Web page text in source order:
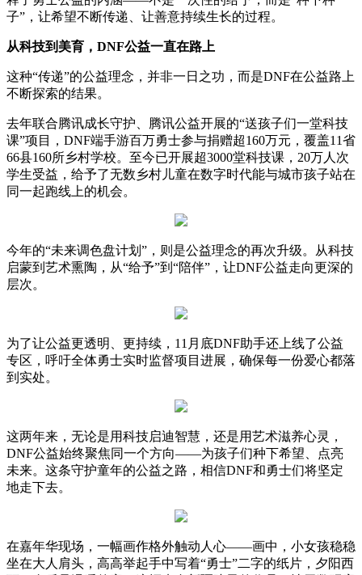
子”，让希望不断传递、让善意持续生长的过程。
从科技到美育，DNF公益一直在路上
这种“传递”的公益理念，并非一日之功，而是DNF在公益路上
不断探索的结果。
去年联合腾讯成长守护、腾讯公益开展的“送孩子们一堂科技
课”项目，DNF端手游百万勇士参与捐赠超160万元，覆盖11省
66县160所乡村学校。至今已开展超3000堂科技课，20万人次
学生受益，给予了无数乡村儿童在数字时代能与城市孩子站在
同一起跑线上的机会。
今年的“未来调色盘计划”，则是公益理念的再次升级。从科技
启蒙到艺术熏陶，从“给予”到“陪伴”，让DNF公益走向更深的
层次。
为了让公益更透明、更持续，11月底DNF助手还上线了公益
专区，呼吁全体勇士实时监督项目进展，确保每一份爱心都落
到实处。
这两年来，无论是用科技启迪智慧，还是用艺术滋养心灵，
DNF公益始终聚焦同一个方向——为孩子们种下希望、点亮
未来。这条守护童年的公益之路，相信DNF和勇士们将坚定
地走下去。
在嘉年华现场，一幅画作格外触动人心——画中，小女孩稳稳
坐在大人肩头，高高举起手中写着“勇士”二字的纸片，夕阳西